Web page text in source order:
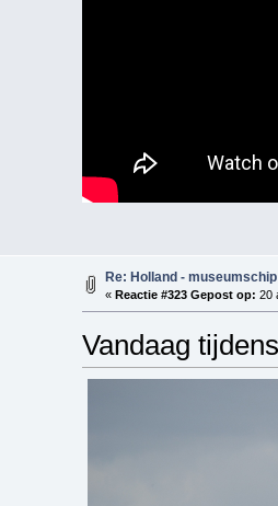
Re: Holland - museumschip
« Reactie #323 Gepost op: 20
Vandaag